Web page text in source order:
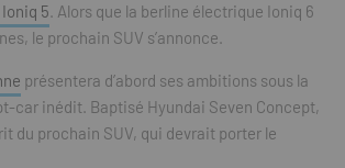
5. Alors que la berline électrique Ioniq 6
le prochain SUV s’annonce.
présentera d’abord ses ambitions sous la
car inédit. Baptisé Hyundai Seven Concept,
du prochain SUV, qui devrait porter le